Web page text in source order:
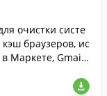
очистки систе
браузеров, ис
Маркете, Gmail